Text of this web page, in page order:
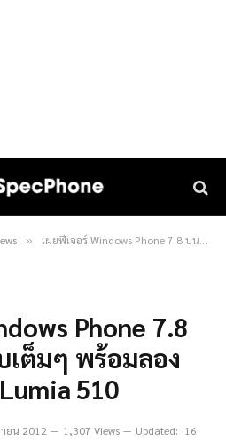
» เผยฟีเจอร์ Windows Phone 7.8 บนเอกสารเเบบเต็มๆ พร้อมลองเล่นบน Nokia Lumia 510
Phone 7.8
เต็มๆ พร้อมลอง
510
ยน 2012 1,307 Views Updated: 16